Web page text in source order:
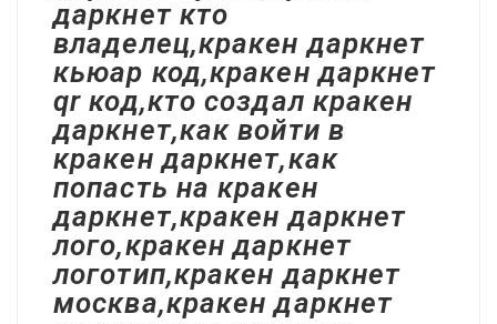
даркнет кто
владелец,кракен даркнет
кьюар код,кракен даркнет
qr код,кто создал кракен
даркнет,как войти в
кракен даркнет,как
попасть на кракен
даркнет,кракен даркнет
лого,кракен даркнет
логотип,кракен даркнет
москва,кракен даркнет